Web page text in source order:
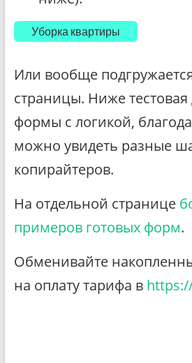
Уборка квартиры
Или вообще
страницы. Ниже
формы с логикой,
можно увидеть разные
копирайтеров.
На отдельной странице
примеров готовых форм.
Обменивайте
на оплату тарифа в